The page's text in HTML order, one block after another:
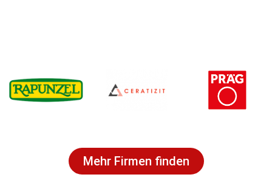
Mehr Firmen finden